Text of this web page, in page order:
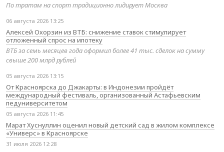
По тратам на спорт традиционно лидирует Москва
06 августа 2026 13:25
Алексей Охорзин из ВТБ: снижение ставок стимулирует
отложенный спрос на ипотеку
ВТБ за семь месяцев года оформил более 41 тыс. сделок на сумму
свыше 200 млрд рублей
05 августа 2026 13:15
От Красноярска до Джакарты: в Индонезии пройдёт
международный фестиваль, организованный Астафьевским
педуниверситетом
05 августа 2026 11:45
Марат Хуснуллин оценил новый детский сад в жилом комплексе
«Универс» в Красноярске
31 июля 2026 12:28